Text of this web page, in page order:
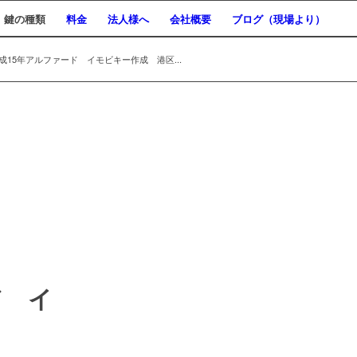
鍵の種類 料金 法人様へ 会社概要 ブログ（現場より）
15年アルファード イモビキー作成 港区...
イ